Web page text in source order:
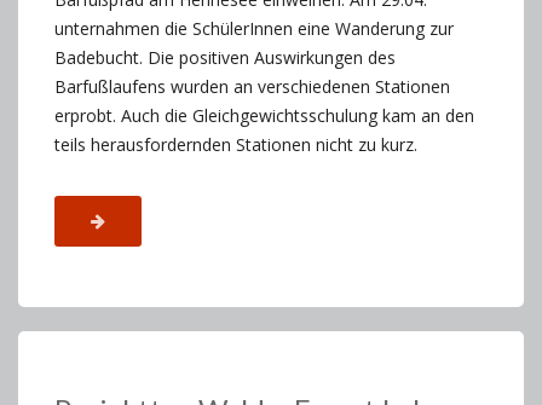
unternahmen die SchülerInnen eine Wanderung zur
Badebucht. Die positiven Auswirkungen des
Barfußlaufens wurden an verschiedenen Stationen
erprobt. Auch die Gleichgewichtsschulung kam an den
teils herausfordernden Stationen nicht zu kurz.